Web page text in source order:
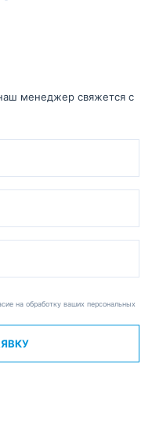
менеджер свяжется с
на обработку ваших персональных